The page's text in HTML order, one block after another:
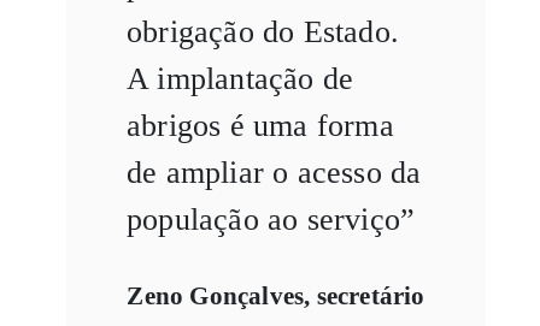
obrigação do Estado.
A implantação de
abrigos é uma forma
de ampliar o acesso da
população ao serviço”
Zeno Gonçalves, secretário